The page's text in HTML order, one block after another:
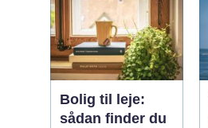
Bolig til leje:
sådan finder du